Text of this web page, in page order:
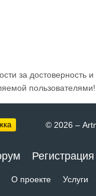
за достоверность и
пользователями!
© 2026 –
Регистрация
О проекте Услуги